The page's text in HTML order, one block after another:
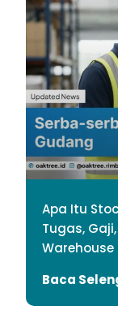
Apa Itu
Tugas,
Baca